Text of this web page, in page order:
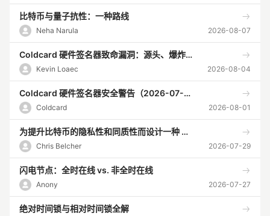
比特币与量子抗性：一种路线
Neha Narula 2026-08-07
Coldcard 硬件签名器致命漏洞：源头、爆炸范围、应对
Kevin Loaec 2026-08-04
Coldcard 硬件签名器安全警告（2026-07-30）
Coldcard 2026-08-01
为提升比特币的隐私性和同质性而设计一种 CoinSwap 实现
Chris Belcher 2026-07-29
闪电节点：全时在线 vs. 非全时在线
Anony 2026-07-27
绝对时间锁与相对时间锁全解